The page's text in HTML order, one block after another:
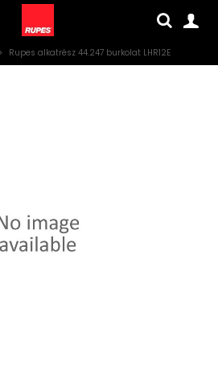
> Rupes alkatrész 44.247 burkolat LHR12E